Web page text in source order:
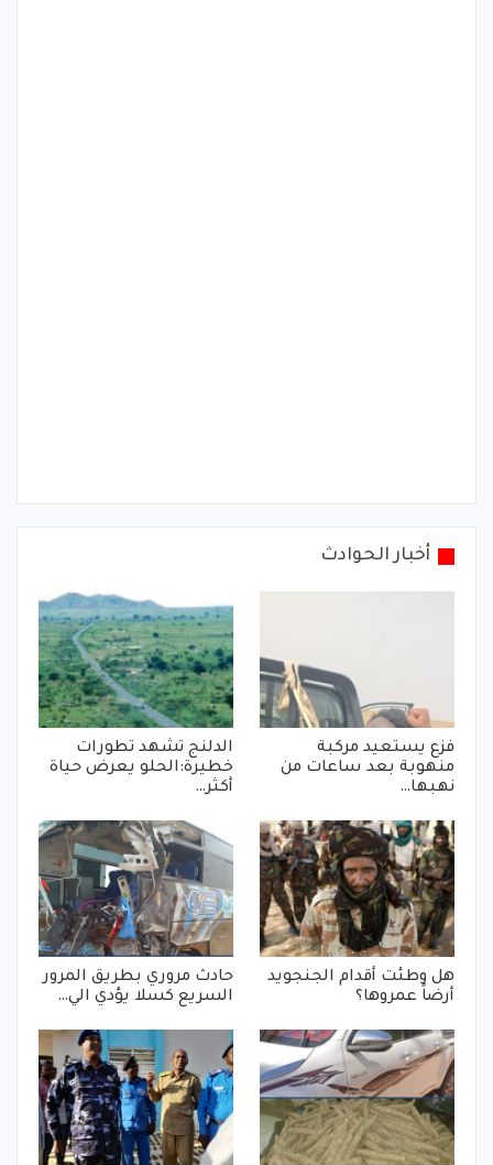
أخبار الحوادث
فزع يستعيد مركبة
منهوبة بعد ساعات من
نهبها…
الدلنج تشهد تطورات
خطيرة:الحلو يعرض حياة
أكثر…
هل وطئت أقدام الجنجويد
أرضاً عمروها؟
حادث مروري بطريق المرور
السريع كسلا يؤدي الي…